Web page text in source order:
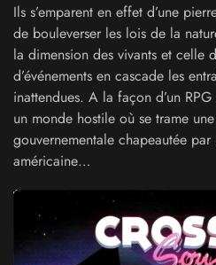
Ils s’emparent en effet d’une
de bouleverser les lois de la
la dimension des vivants et celle
d’événements en cascade les
inattendues. A la façon d’un
un monde hostile où se trame
gouvernementale chapeautée par
américaine…